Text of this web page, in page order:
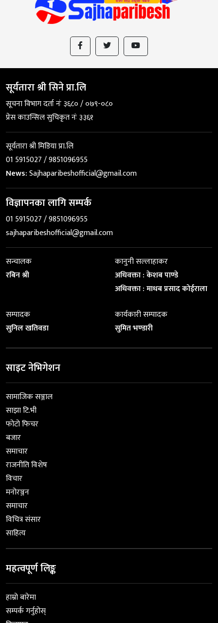
सूर्यतारा श्री सिने प्रा.लि
सूचना विभाग दर्ता नंः ३६८० / ०७९-०८०
प्रेस काउन्सिल सुचिकृत नंः ३३६१
सूर्यतारा श्री मिडिया प्रा.लि
01 5915027 / 9851096955
News:Sajhaparibeshofficial@gmail.com
विज्ञापनका लागि सम्पर्क
01 5915027 / 9851096955
sajhaparibeshofficial@gmail.com
सन्चालक
रबिन श्री
कानुनी सल्लाहाकर
अधिवक्ता : केशब पाण्डे
अधिवक्ता : माधब प्रसाद कोईराला
सम्पादक
सुनिल खतिवडा
कार्यकारी सम्पादक
सुमित भण्डारी
साइट नेभिगेशन
सामाजिक सञ्जाल
साझा टि.भी
फोटो फिचर
बजार
समाचार
राजनीति विशेष
विचार
मनोरञ्जन
समाचार
विचित्र संसार
साहित्य
महत्वपूर्ण लिङ्क
हाम्रो बारेमा
सम्पर्क गर्नुहोस्